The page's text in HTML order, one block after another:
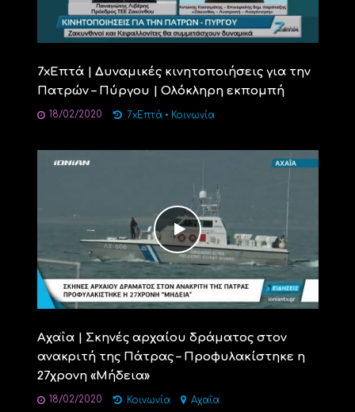
7xΕπτά | Δυναμικές κινητοποιήσεις για την
Πατρών – Πύργου | Ολόκληρη εκπομπή
18/02/2020 7xΕπτά • Κοινωνία
Αχαΐα | Σκηνές αρχαίου δράματος στον
ανακριτή της Πάτρας – Προφυλακίστηκε η
27χρονη «Μήδεια»
18/02/2020 Κοινωνία Αχαΐα